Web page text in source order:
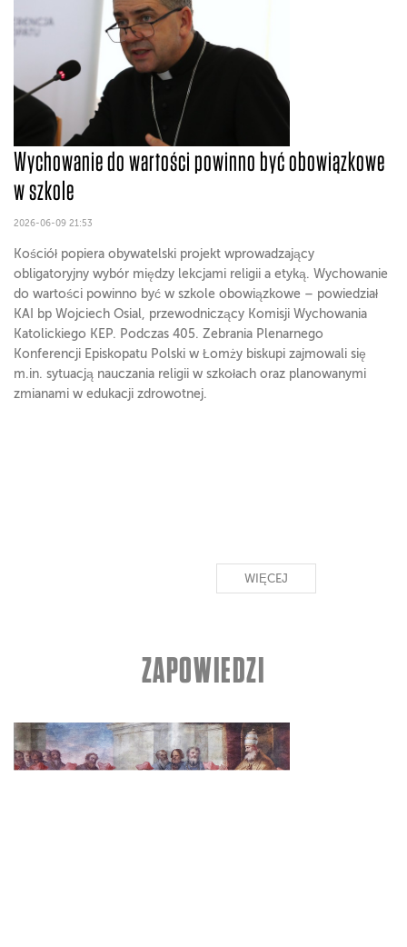
Wychowanie do wartości powinno być obowiązkowe
w szkole
2026-06-09 21:53
Kościół popiera obywatelski projekt wprowadzający
obligatoryjny wybór między lekcjami religii a etyką. Wychowanie
do wartości powinno być w szkole obowiązkowe – powiedział
KAI bp Wojciech Osial, przewodniczący Komisji Wychowania
Katolickiego KEP. Podczas 405. Zebrania Plenarnego
Konferencji Episkopatu Polski w Łomży biskupi zajmowali się
m.in. sytuacją nauczania religii w szkołach oraz planowanymi
zmianami w edukacji zdrowotnej.
WIĘCEJ
ZAPOWIEDZI